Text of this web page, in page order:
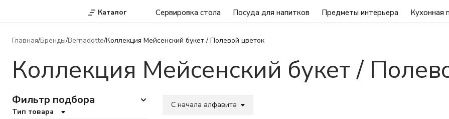
Каталог Сервировка стола Посуда для напитков Предметы интерьера Кухонная
Главная Бренды Bernadotte Коллекция Мейсенский букет / Полевой цветок
Коллекция Мейсенский букет /
C начала алфавита
Фильтр подбора
Тип товара